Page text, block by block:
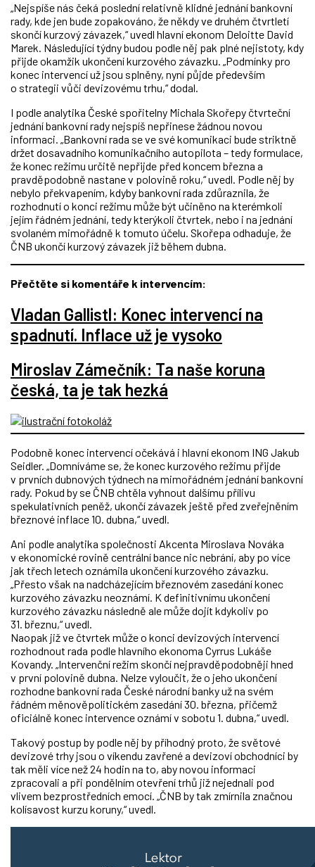
„Nejspíše nás čeká poslední relativně klidné jednání bankovní
rady, kde jen bude zopakováno, že někdy ve druhém čtvrtletí
skončí kurzový závazek,“ uvedl hlavní ekonom Deloitte David
Marek. Následující týdny budou podle něj pak plné nejistoty, kdy
přijde okamžik ukončení kurzového závazku. „Podmínky pro
konec intervencí už jsou splněny, nyní půjde především
o strategii vůči devizovému trhu,“ dodal.
I podle analytika České spořitelny Michala Skořepy čtvrteční
jednání bankovní rady nejspíš nepřinese žádnou novou
informaci. „Bankovní rada se ve své komunikaci bude striktně
držet dosavadního komunikačního autopilota – tedy formulace,
že konec režimu určitě nepřijde před koncem března a
pravděpodobně nastane v polovině roku,“ uvedl. Podle něj by
nebylo překvapením, kdyby bankovní rada zdůraznila, že
rozhodnutí o konci režimu může být učiněno na kterémkoli
jejím řádném jednání, tedy kterýkoli čtvrtek, nebo i na jednání
svolaném mimořádně k tomuto účelu. Skořepa odhaduje, že
ČNB ukončí kurzový závazek již během dubna.
Přečtěte si komentáře k intervencím:
Vladan Gallistl: Konec intervencí na
spadnutí. Inflace už je vysoko
Miroslav Zámečník: Ta naše koruna
česká, ta je tak hezká
Podobně konec intervencí očekává i hlavní ekonom ING Jakub
Seidler. „Domníváme se, že konec kurzového režimu přijde
v prvních dubnových týdnech na mimořádném jednání bankovní
rady. Pokud by se ČNB chtěla vyhnout dalšímu přílivu
spekulativních peněž, ukončí závazek ještě před zveřejněním
březnové inflace 10. dubna,“ uvedl.
Ani podle analytika společnosti Akcenta Miroslava Nováka
v ekonomické rovině centrální bance nic nebrání, aby po více
jak třech letech oznámila ukončení kurzového závazku.
„Přesto však na nadcházejícím březnovém zasedání konec
kurzového závazku neoznámí. K definitivnímu ukončení
kurzového závazku následně ale může dojít kdykoliv po
31. březnu,“ uvedl.
Naopak již ve čtvrtek může o konci devizových intervencí
rozhodnout rada podle hlavního ekonoma Cyrrus Lukáše
Kovandy. „Intervenční režim skončí nejpravděpodobněji hned
v první polovině dubna. Nelze vyloučit, že o jeho ukončení
rozhodne bankovní rada České národní banky už na svém
řádném měnověpolitickém zasedání 30. března, přičemž
oficiálně konec intervence oznámí v sobotu 1. dubna,“ uvedl.
Takový postup by podle něj by příhodný proto, že světové
devizové trhy jsou o víkendu zavřené a devizoví obchodníci by
tak měli více než 24 hodin na to, aby novou informaci
zpracovali a při pondělním otevření trhů již nejednali pod
vlivem bezprostředních emocí. „ČNB by tak zmírnila značnou
kolísavost kurzu koruny,“ uvedl.